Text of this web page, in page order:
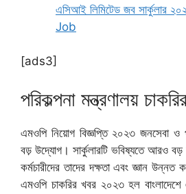
এসিআই লিমিটেড জব
Job
[ads3]
পরিকল্পনা মন্ত্রণালয়
এমওপি নিয়োগ বিজ্ঞপ্তি ২০২৩ জনসেবা ও
বড় উদ্যোগ। সার্কুলারটি ভবিষ্যতে আরও
কর্মচারীদের তাদের দক্ষতা এবং জ্ঞান উন্নত
এমওপি চাকরির খবর ২০২৩ হল